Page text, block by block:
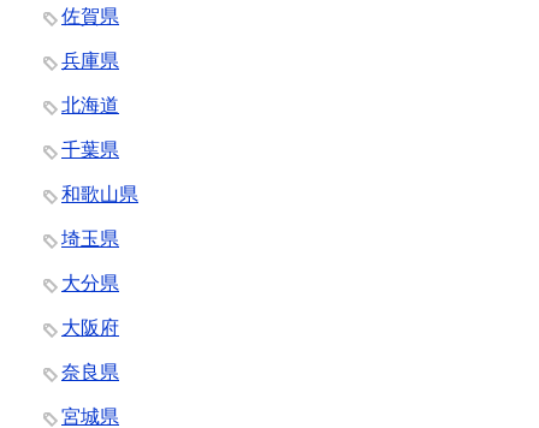
佐賀県
兵庫県
北海道
千葉県
和歌山県
埼玉県
大分県
大阪府
奈良県
宮城県